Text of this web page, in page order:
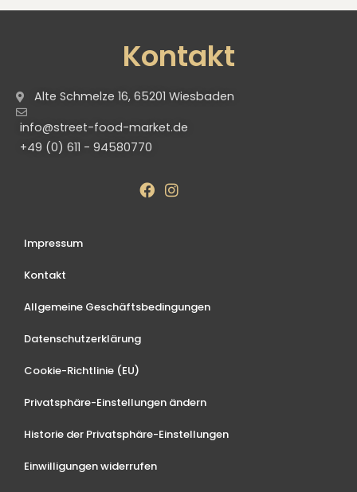
Kontakt
Alte Schmelze 16, 65201 Wiesbaden
info@street-food-market.de
+49 (0) 611 - 94580770
Impressum
Kontakt
Allgemeine Geschäftsbedingungen
Datenschutzerklärung
Cookie-Richtlinie (EU)
Privatsphäre-Einstellungen ändern
Historie der Privatsphäre-Einstellungen
Einwilligungen widerrufen